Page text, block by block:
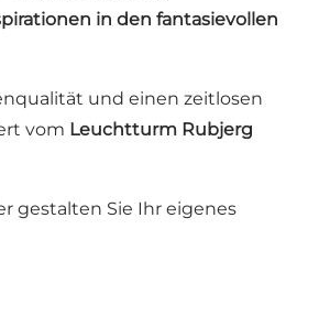
in den fantasievollen
und einen zeitlosen
vom Leuchtturm Rubjerg
gestalten Sie Ihr eigenes